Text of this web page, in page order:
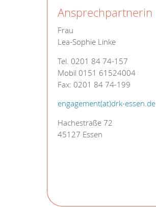
Ansprechpartnerin
Frau
Lea-Sophie Linke
Tel. 0201 84 74-157
Mobil 0151 61524004
Fax: 0201 84 74-199
engagement(at)drk-essen.de
Hachestraße 72
45127 Essen